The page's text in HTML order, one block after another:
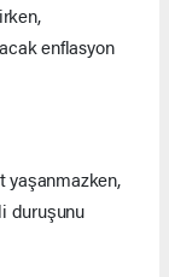
enflasyon
yaşanmazken,
duruşunu